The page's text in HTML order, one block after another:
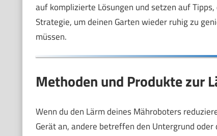
auf komplizierte Lösungen und setzen auf
Strategie, um deinen Garten wieder ruhig zu
müssen.
Methoden und Produkte zur
Wenn du den Lärm deines Mähroboters
Gerät an, andere betreffen den Untergrund